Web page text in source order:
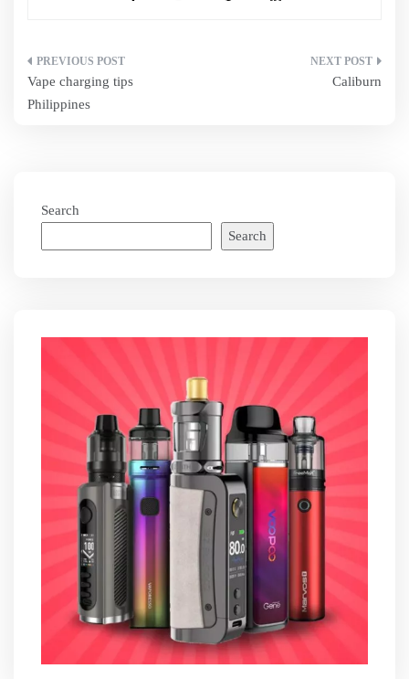
Post
navigation
Vape charging tips
Philippines
Caliburn
Search
Search